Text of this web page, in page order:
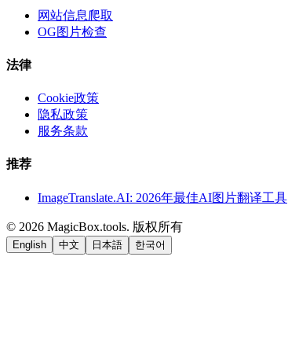
网站信息爬取
OG图片检查
法律
Cookie政策
隐私政策
服务条款
推荐
ImageTranslate.AI: 2026年最佳AI图片翻译工具
© 2026 MagicBox.tools. 版权所有
English 中文 日本語 한국어